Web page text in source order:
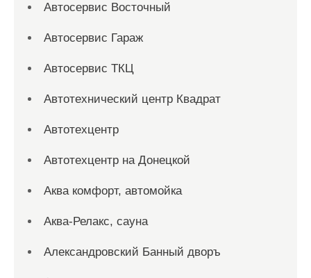
Автосервис Восточный
Автосервис Гараж
Автосервис ТКЦ
Автотехнический центр Квадрат
Автотехцентр
Автотехцентр на Донецкой
Аква комфорт, автомойка
Аква-Релакс, сауна
Александровский Банный дворъ